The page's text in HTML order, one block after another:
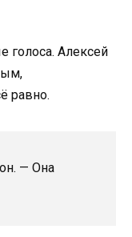
голоса. Алексей
равно.
— Она